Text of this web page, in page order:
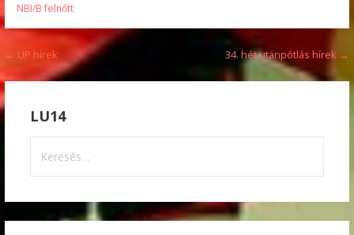
NBI/B felnőtt
Bejegyzés
navigáció
← UP hírek 34. hét utánpótlás hírek →
LU14